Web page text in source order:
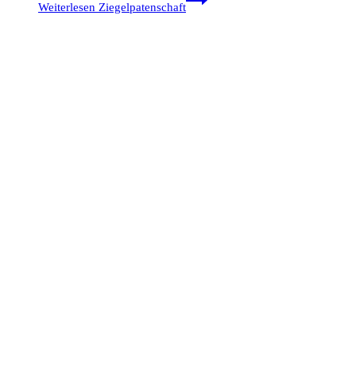
Weiterlesen Ziegelpatenschaft